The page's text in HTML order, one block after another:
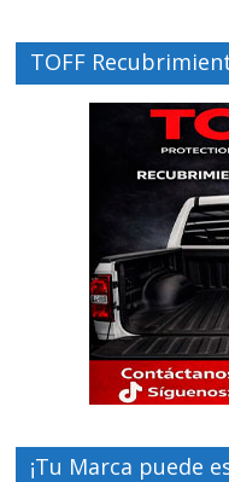
TOFF
¡Tu Marca puede